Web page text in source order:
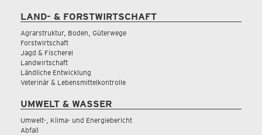
LAND- & FORSTWIRTSCHAFT
Agrarstruktur, Boden, Güterwege
Forstwirtschaft
Jagd & Fischerei
Landwirtschaft
Ländliche Entwicklung
Veterinär & Lebensmittelkontrolle
UMWELT & WASSER
Umwelt-, Klima- und Energiebericht
Abfall